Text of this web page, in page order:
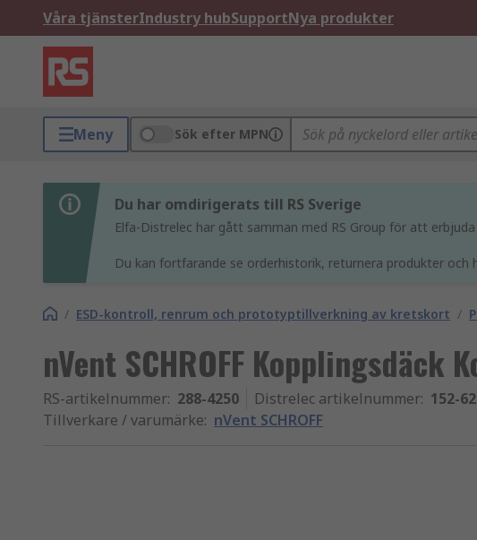
Våra tjänsterIndustry hubSupportNya produkter
Meny Sök efter MPN
Du har omdirigerats till RS Sverige
Elfa-Distrelec har gått samman med RS Group för att
Du kan fortfarande se orderhistorik, returnera produkter
/ ESD-kontroll, renrum och prototyptillverkning av kretskort /
nVent SCHROFF Kopplingsdäck
RS-artikelnummer: 288-4250 Distrelec artikelnummer: 152-
Tillverkare / varumärke: nVent SCHROFF